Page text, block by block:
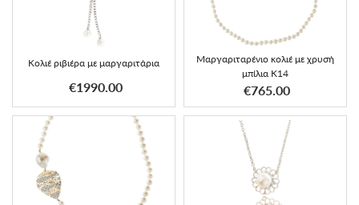
Κολιέ ριβιέρα με μαργαριτάρια
€1990.00
Μαργαριταρένιο κολιέ με χρυσή
μπίλια K14
€765.00